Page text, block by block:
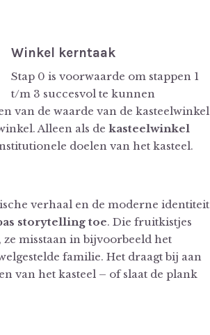
Winkel kerntaak
Stap 0 is voorwaarde om stappen 1
t/m 3 succesvol te kunnen
van de waarde van de kasteelwinkel
Alleen als de kasteelwinkel
doelen van het kasteel.
verhaal en de moderne identiteit
storytelling toe. Die fruitkistjes
misstaan in bijvoorbeeld het
familie. Het draagt bij aan
van het kasteel – of slaat de plank